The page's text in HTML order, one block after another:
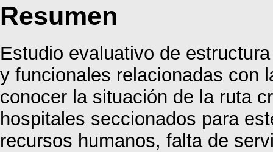
Resumen
Estudio evaluativo de
y funcionales relacionadas con
conocer la situación de la ruta
hospitales seccionados para
recursos humanos, falta de